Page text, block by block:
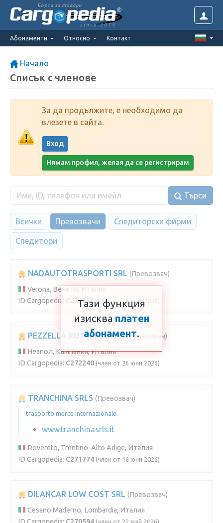
Борса за товари
since 2014
Абонаменти Относно Контакт
Начало
Списък с членове
За да продължите, е необходимо да
влезете в сайта.
Вход
Нямам профил, желая да се регистрирам
Търси
Всички Превозвачи Спедиторски фирми
Спедитори
NADAUTOTRASPORTI SRL (Превозвач)
Verona, Венето, Италия
ID Cargopedia:
C272256 (член от 26 юни 2026)
PEZZELLA ROSARIO (IND.) (Превозвач)
Неапол, Кампания, Италия
ID Cargopedia: C272240 (член от 26 юни 2026)
TRANCHINA SRLS (Превозвач)
trasporto merce internazionale.
www.tranchinasrls.it
Rovereto, Trentino-Alto Adige, Италия
ID Cargopedia: C271774 (член от 16 юни 2026)
DILANCAR LOW COST SRL (Превозвач)
Cesano Maderno, Lombardia, Италия
(член от 22 май 2026)
Тази функция
изисква платен
абонамент.